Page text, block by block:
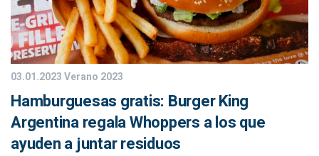
03.01.2023Verano 2023
Hamburguesas gratis: Burger King
Argentina regala Whoppers a los que
ayuden a juntar residuos